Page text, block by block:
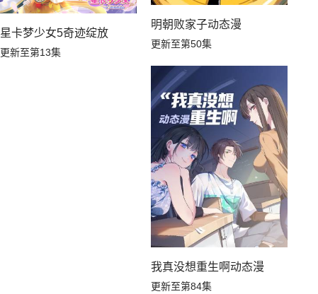
星卡梦少女5奇迹绽放
更新至第13集
明朝败家子动态漫
更新至第50集
我真没想重生啊动态漫
更新至第84集